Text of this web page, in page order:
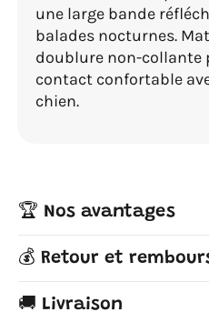
une large bande
balades nocturnes.
doublure non-collante
contact confortable
chien.
🏆 Nos avantages
💰 Retour et
🚚 Livraison